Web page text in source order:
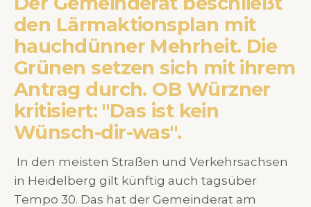
den Lärmaktionsplan mit
hauchdünner Mehrheit. Die
Grünen setzen sich mit ihrem
Antrag durch. OB Würzner
kritisiert: "Das ist kein
Wünsch-dir-was".
In den meisten Straßen und Verkehrsachsen
in Heidelberg gilt künftig auch tagsüber
Tempo 30. Das hat der Gemeinderat am